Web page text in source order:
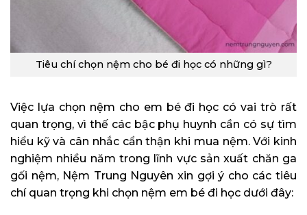
Tiêu chí chọn nệm cho bé đi học có những gì?
Việc lựa chọn nệm cho em bé đi học có vai trò rất
quan trọng, vì thế các bậc phụ huynh cần có sự tìm
hiểu kỹ và cân nhắc cẩn thận khi mua nệm. Với kinh
nghiệm nhiều năm trong lĩnh vực sản xuất chăn ga
gối nệm, Nệm Trung Nguyên xin gợi ý cho các tiêu
chí quan trọng khi chọn nệm em bé đi học dưới đây: